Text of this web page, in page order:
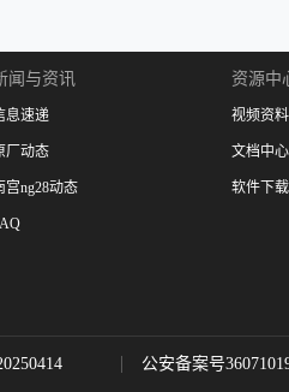
闻与资讯
息速递
厂动态
宫ng28动态
资源中
视频资料
文档中心
软件下载
公安备案号